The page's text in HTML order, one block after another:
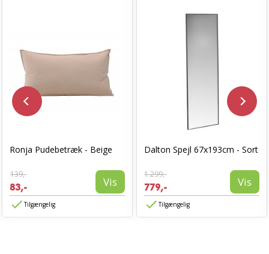
Ronja Pudebetræk - Beige
139,-
83,- Vis
Tilgængelig
Dalton Spejl 67x193cm - Sort
1.299,-
779,- Vis
Tilgængelig